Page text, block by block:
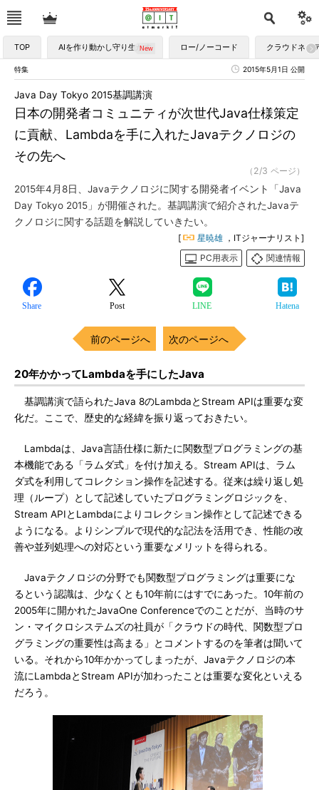
TOP AIを作り動かし守り生かす ロー/ノーコード クラウドネイ
特集 2015年5月1日 公開
日本の開発者コミュニティが次世代Java仕様策定
に貢献、Lambdaを手に入れたJavaテクノロジの
その先へ
Java Day Tokyo 2015基調講演
（2/3 ページ）
2015年4月8日、Javaテクノロジに関する開発者イベント「Java
Day Tokyo 2015」が開催された。基調講演で紹介されたJavaテ
クノロジに関する話題を解説していきたい。
[ 星暁雄 ，ITジャーナリスト]
PC用表示
関連情報
Share Post LINE Hatena
前のページへ 次のページへ
20年かかってLambdaを手にしたJava
基調講演で語られたJava 8のLambdaとStream APIは重要な変
化だ。ここで、歴史的な経緯を振り返っておきたい。
Lambdaは、Java言語仕様に新たに関数型プログラミングの基
本機能である「ラムダ式」を付け加える。Stream APIは、ラム
ダ式を利用してコレクション操作を記述する。従来は繰り返し処
理（ループ）として記述していたプログラミングロジックを、
Stream APIとLambdaによりコレクション操作として記述できる
ようになる。よりシンプルで現代的な記法を活用でき、性能の改
善や並列処理への対応という重要なメリットを得られる。
Javaテクノロジの分野でも関数型プログラミングは重要にな
るという認識は、少なくとも10年前にはすでにあった。10年前の
2005年に開かれたJavaOne Conferenceでのことだが、当時のサ
ン・マイクロシステムズの社員が「クラウドの時代、関数型プロ
グラミングの重要性は高まる」とコメントするのを筆者は聞いて
いる。それから10年かかってしまったが、Javaテクノロジの本
流にLambdaとStream APIが加わったことは重要な変化といえる
だろう。